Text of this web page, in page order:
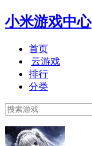
小米游戏中心
首页
云游戏
排行
分类